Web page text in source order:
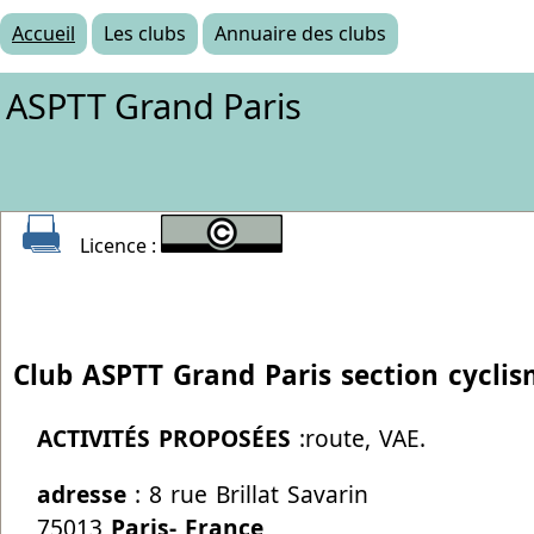
Accueil Les clubs Annuaire des clubs
ASPTT Grand Paris
Licence :
Club ASPTT Grand Paris section
ACTIVITÉS PROPOSÉES :route, VAE.
adresse : 8 rue Brillat Savarin